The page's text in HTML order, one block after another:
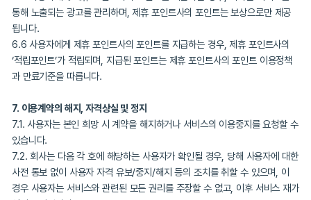
6.3. 회사는 사용자가 포인트를 원활하게 제공받을 수 있도록 광고
지급에 대한 고객문의 업무를 운영합니다. 회사는 고객문의 업무의
하여 필요한 경우 사용자의 동의를 받아 개인정보 등을 별도로 수집
니다. 고객문의는 로그인 이후 사용이 가능한 서비스 내 문의하기 기
관리합니다.
6.4. 아래와 같은 경우 사용자는 포인트를 제공받지 못할 수 있으며
이에 대하여 고의 또는 중과실이 없는 한 책임지지 않습니다.
6.4.1. 인터넷 오류, 중단, 중지, 끊김, 기타 통신서비스 장애
6.4.2. 사용자의 스마트폰 기기 꺼짐, 오류 등 사용자의 과실에 의한
중단